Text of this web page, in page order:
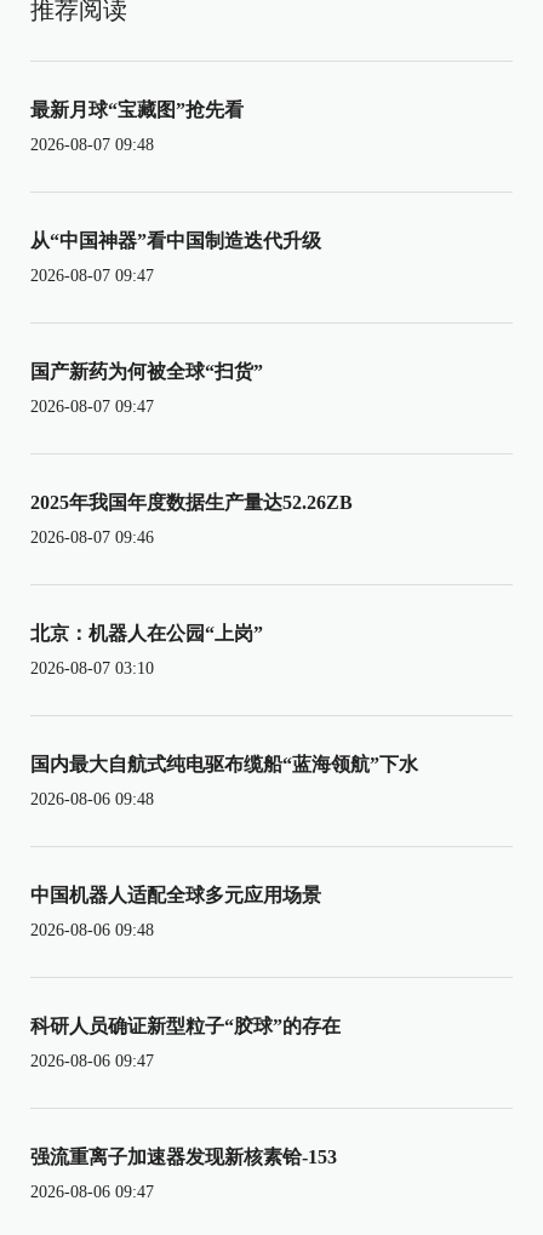
推荐阅读
最新月球“宝藏图”抢先看
2026-08-07 09:48
从“中国神器”看中国制造迭代升级
2026-08-07 09:47
国产新药为何被全球“扫货”
2026-08-07 09:47
2025年我国年度数据生产量达52.26ZB
2026-08-07 09:46
北京：机器人在公园“上岗”
2026-08-07 03:10
国内最大自航式纯电驱布缆船“蓝海领航”下水
2026-08-06 09:48
中国机器人适配全球多元应用场景
2026-08-06 09:48
科研人员确证新型粒子“胶球”的存在
2026-08-06 09:47
强流重离子加速器发现新核素铪-153
2026-08-06 09:47